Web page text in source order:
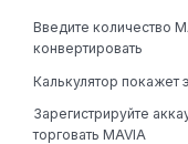
Введите количество
конвертировать
Калькулятор покажет
Зарегистрируйте
торговать MAVIA